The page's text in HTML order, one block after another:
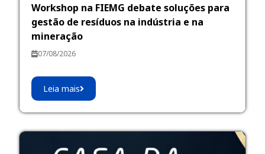
Workshop na FIEMG debate soluções para
gestão de resíduos na indústria e na
mineração
07/08/2026
Leia mais